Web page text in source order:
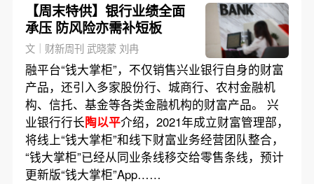
【周末特供】银行业绩全面
承压 防风险亦需补短板
文｜财新周刊 武晓蒙 刘冉
融平台“钱大掌柜”，不仅销售兴业银行自身的财富
产品，还引入多家股份行、城商行、农村金融机
构、信托、基金等各类金融机构的财富产品。 兴
业银行行长陶以平介绍，2021年成立财富管理部，
将线上“钱大掌柜”和线下财富业务经营团队整合，
“钱大掌柜”已经从同业条线移交给零售条线，预计
更新版“钱大掌柜”App……